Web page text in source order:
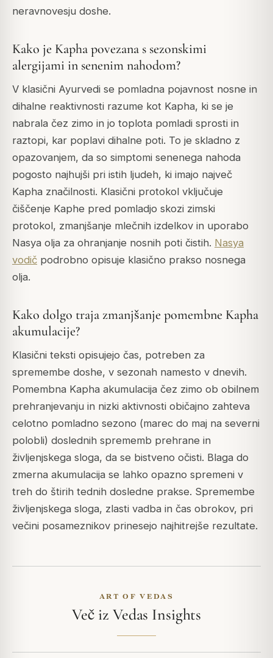
neravnovesju doshe.
Kako je Kapha povezana s sezonskimi
alergijami in senenim nahodom?
V klasični Ayurvedi se pomladna pojavnost nosne in
dihalne reaktivnosti razume kot Kapha, ki se je
nabrala čez zimo in jo toplota pomladi sprosti in
raztopi, kar poplavi dihalne poti. To je skladno z
opazovanjem, da so simptomi senenega nahoda
pogosto najhujši pri istih ljudeh, ki imajo največ
Kapha značilnosti. Klasični protokol vključuje
čiščenje Kaphe pred pomladjo skozi zimski
protokol, zmanjšanje mlečnih izdelkov in uporabo
Nasya olja za ohranjanje nosnih poti čistih. Nasya
vodič podrobno opisuje klasično prakso nosnega
olja.
Kako dolgo traja zmanjšanje pomembne Kapha
akumulacije?
Klasični teksti opisujejo čas, potreben za
spremembe doshe, v sezonah namesto v dnevih.
Pomembna Kapha akumulacija čez zimo ob obilnem
prehranjevanju in nizki aktivnosti običajno zahteva
celotno pomladno sezono (marec do maj na severni
polobli) doslednih sprememb prehrane in
življenjskega sloga, da se bistveno očisti. Blaga do
zmerna akumulacija se lahko opazno spremeni v
treh do štirih tednih dosledne prakse. Spremembe
življenjskega sloga, zlasti vadba in čas obrokov, pri
večini posameznikov prinesejo najhitrejše rezultate.
ART OF VEDAS
Več iz Vedas Insights